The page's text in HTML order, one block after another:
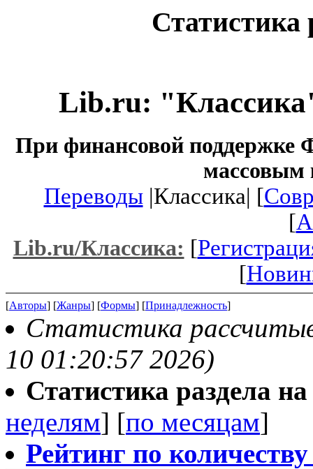
Статистика
Lib.ru:
При финансовой поддержке
массовым
Переводы|Классика| [
[
Lib.ru/Классика: [
[
[Авторы] [Жанры] [Формы] [Принадлежность]
Статистика
10 01:20:57 2026)
Статистика раздела
неделям] [по месяцам]
Рейтинг по